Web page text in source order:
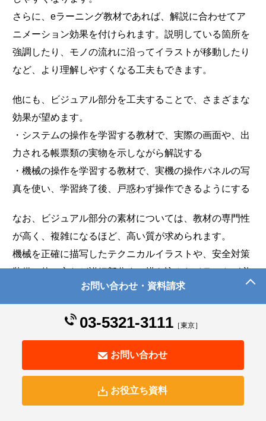
さらに、eラーニング教材であれば、解説に合わせてア
ニメーション効果を付けられます。説明している箇所を
強調したり、モノの流れに沿ってイラストが移動したり
など、より理解しやすくなる工夫もできます。
他にも、ビジュアル部分を工夫することで、さまざまな
効果が望めます。
・システムの操作を学習する教材で、実際の画面や、出
力される帳票類の実物を示しながら解説する
・機械の操作を学習する教材で、実機の操作パネルの写
真を使い、学習終了後、戸惑わず操作できるようにする
なお、ビジュアル部分の素材については、教材の専門性
が高く、複雑になるほど、高い質が求められます。
機械を正確に描写したテクニカルイラストや、安全対策
装備の使い方など詳細部分まで描き込んだイラストが必
要な場合には、社外のプロに依頼することもご検討くだ
さい。
ナレーション「あり」の場合は、ナレーション収録を行
います。
収録には、大きく分けると2つの方法があります。
●合成音声
お問い合わせ・資料請求
03-5321-3111［東京］
お問い合わせ
お役立ち資料